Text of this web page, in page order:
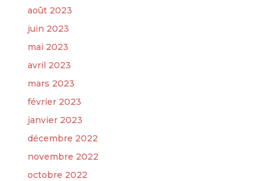
août 2023
juin 2023
mai 2023
avril 2023
mars 2023
février 2023
janvier 2023
décembre 2022
novembre 2022
octobre 2022